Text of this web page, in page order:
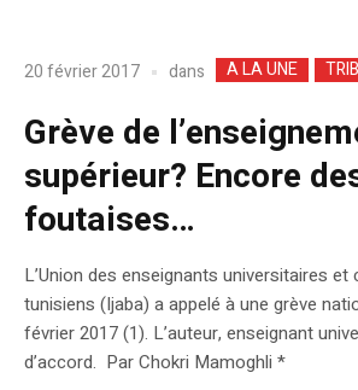
20 février 2017 dans A LA UNE
Grève de
supérieur? Encore
foutaises…
L’Union des enseignants universitaires et
tunisiens (Ijaba) a appelé à une grève
février 2017 (1). L’auteur, enseignant
d’accord. Par Chokri Mamoghli *